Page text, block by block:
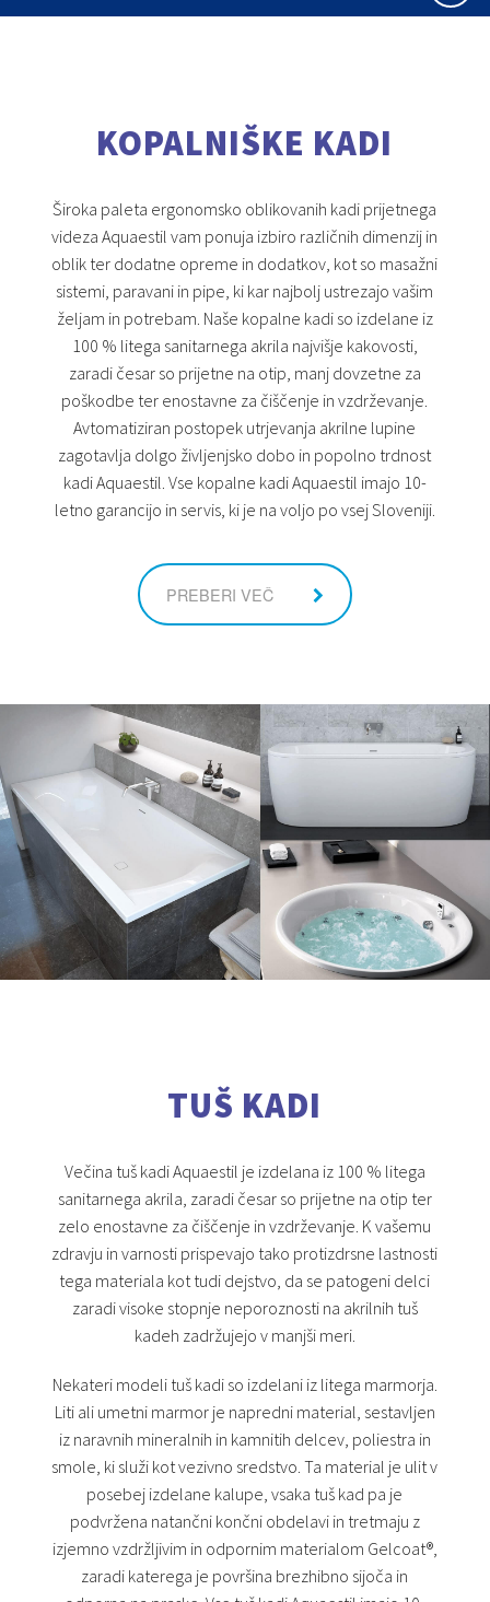
KOPALNIŠKE KADI
Široka paleta ergonomsko oblikovanih kadi prijetnega
videza Aquaestil vam ponuja izbiro različnih dimenzij in
oblik ter dodatne opreme in dodatkov, kot so masažni
sistemi, paravani in pipe, ki kar najbolj ustrezajo vašim
željam in potrebam. Naše kopalne kadi so izdelane iz
100 % litega sanitarnega akrila najvišje kakovosti,
zaradi česar so prijetne na otip, manj dovzetne za
poškodbe ter enostavne za čiščenje in vzdrževanje.
Avtomatiziran postopek utrjevanja akrilne lupine
zagotavlja dolgo življenjsko dobo in popolno trdnost
kadi Aquaestil. Vse kopalne kadi Aquaestil imajo 10-
letno garancijo in servis, ki je na voljo po vsej Sloveniji.
PREBERI VEČ
TUŠ KADI
Večina tuš kadi Aquaestil je izdelana iz 100 % litega
sanitarnega akrila, zaradi česar so prijetne na otip ter
zelo enostavne za čiščenje in vzdrževanje. K vašemu
zdravju in varnosti prispevajo tako protizdrsne lastnosti
tega materiala kot tudi dejstvo, da se patogeni delci
zaradi visoke stopnje neporoznosti na akrilnih tuš
kadeh zadržujejo v manjši meri.
Nekateri modeli tuš kadi so izdelani iz litega marmorja.
Liti ali umetni marmor je napredni material, sestavljen
iz naravnih mineralnih in kamnitih delcev, poliestra in
smole, ki služi kot vezivno sredstvo. Ta material je ulit v
posebej izdelane kalupe, vsaka tuš kad pa je
podvržena natančni končni obdelavi in tretmaju z
izjemno vzdržljivim in odpornim materialom Gelcoat®,
zaradi katerega je površina brezhibno sijoča ​​in